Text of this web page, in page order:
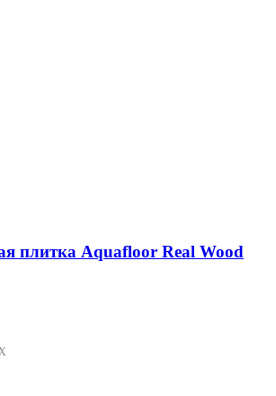
плитка Aquafloor Real Wood